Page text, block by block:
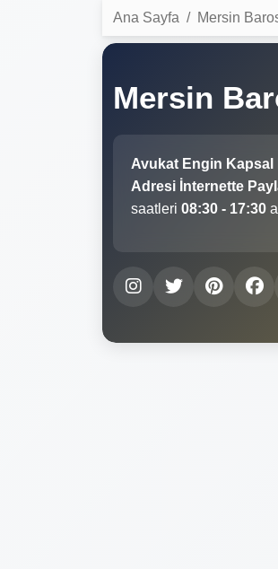
Ana Sayfa Mersin
Mersin
Avukat Engin
Adresi İnternette
saatleri 08:30 - 17:30